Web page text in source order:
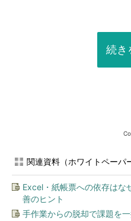
続き
関連資料（ホワイトペーパ
Excel・紙帳票への依存は
善のヒント
手作業からの脱却で課題を